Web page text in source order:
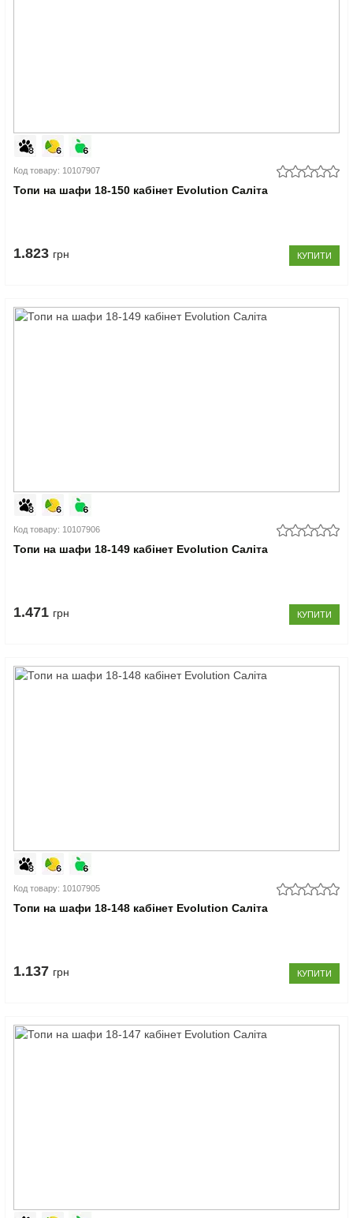
Код товару: 10107907
Топи на шафи 18-150 кабінет Evolution Саліта
1.823 грн КУПИТИ
Код товару: 10107906
Топи на шафи 18-149 кабінет Evolution Саліта
1.471 грн КУПИТИ
Код товару: 10107905
Топи на шафи 18-148 кабінет Evolution Саліта
1.137 грн КУПИТИ